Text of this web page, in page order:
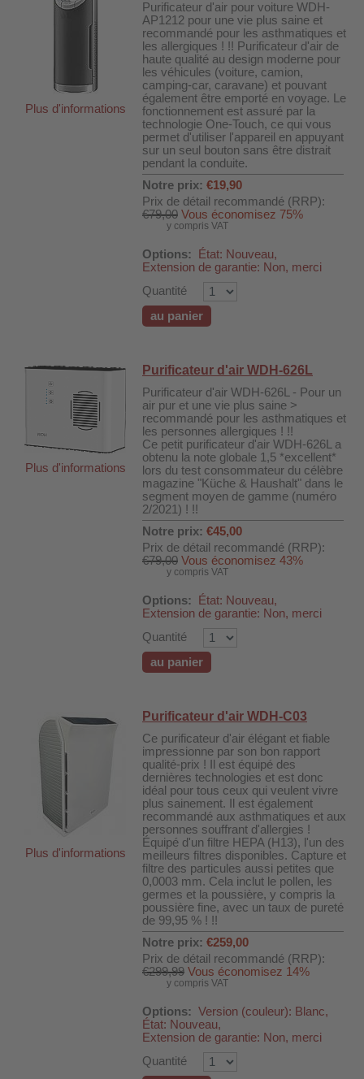
Plus d'informations
Purificateur d'air pour voiture WDH-
AP1212 pour une vie plus saine et
recommandé pour les asthmatiques et
les allergiques ! !! Purificateur d'air de
haute qualité au design moderne pour
les véhicules (voiture, camion,
camping-car, caravane) et pouvant
également être emporté en voyage. Le
fonctionnement est assuré par la
technologie One-Touch, ce qui vous
permet d'utiliser l'appareil en appuyant
sur un seul bouton sans être distrait
pendant la conduite.
Notre prix: €19,90
Prix de détail recommandé (RRP):
€79,00 Vous économisez 75%
y compris VAT
Options:
État: Nouveau,
Extension de garantie: Non, merci
Quantité
au panier
Plus d'informations
Purificateur d'air WDH-626L
Purificateur d'air WDH-626L - Pour un
air pur et une vie plus saine >
recommandé pour les asthmatiques et
les personnes allergiques ! !!
Ce petit purificateur d'air WDH-626L a
obtenu la note globale 1,5 *excellent*
lors du test consommateur du célèbre
magazine "Küche & Haushalt" dans le
segment moyen de gamme (numéro
2/2021) ! !!
Notre prix: €45,00
Prix de détail recommandé (RRP):
€79,00 Vous économisez 43%
y compris VAT
Options:
État: Nouveau,
Extension de garantie: Non, merci
Quantité
au panier
Plus d'informations
Purificateur d'air WDH-C03
Ce purificateur d'air élégant et fiable
impressionne par son bon rapport
qualité-prix ! Il est équipé des
dernières technologies et est donc
idéal pour tous ceux qui veulent vivre
plus sainement. Il est également
recommandé aux asthmatiques et aux
personnes souffrant d'allergies !
Équipé d'un filtre HEPA (H13), l'un des
meilleurs filtres disponibles. Capture et
filtre des particules aussi petites que
0,0003 mm. Cela inclut le pollen, les
germes et la poussière, y compris la
poussière fine, avec un taux de pureté
de 99,95 % ! !!
Notre prix: €259,00
Prix de détail recommandé (RRP):
€299,99 Vous économisez 14%
y compris VAT
Options: Version (couleur): Blanc,
État: Nouveau,
Extension de garantie: Non, merci
Quantité